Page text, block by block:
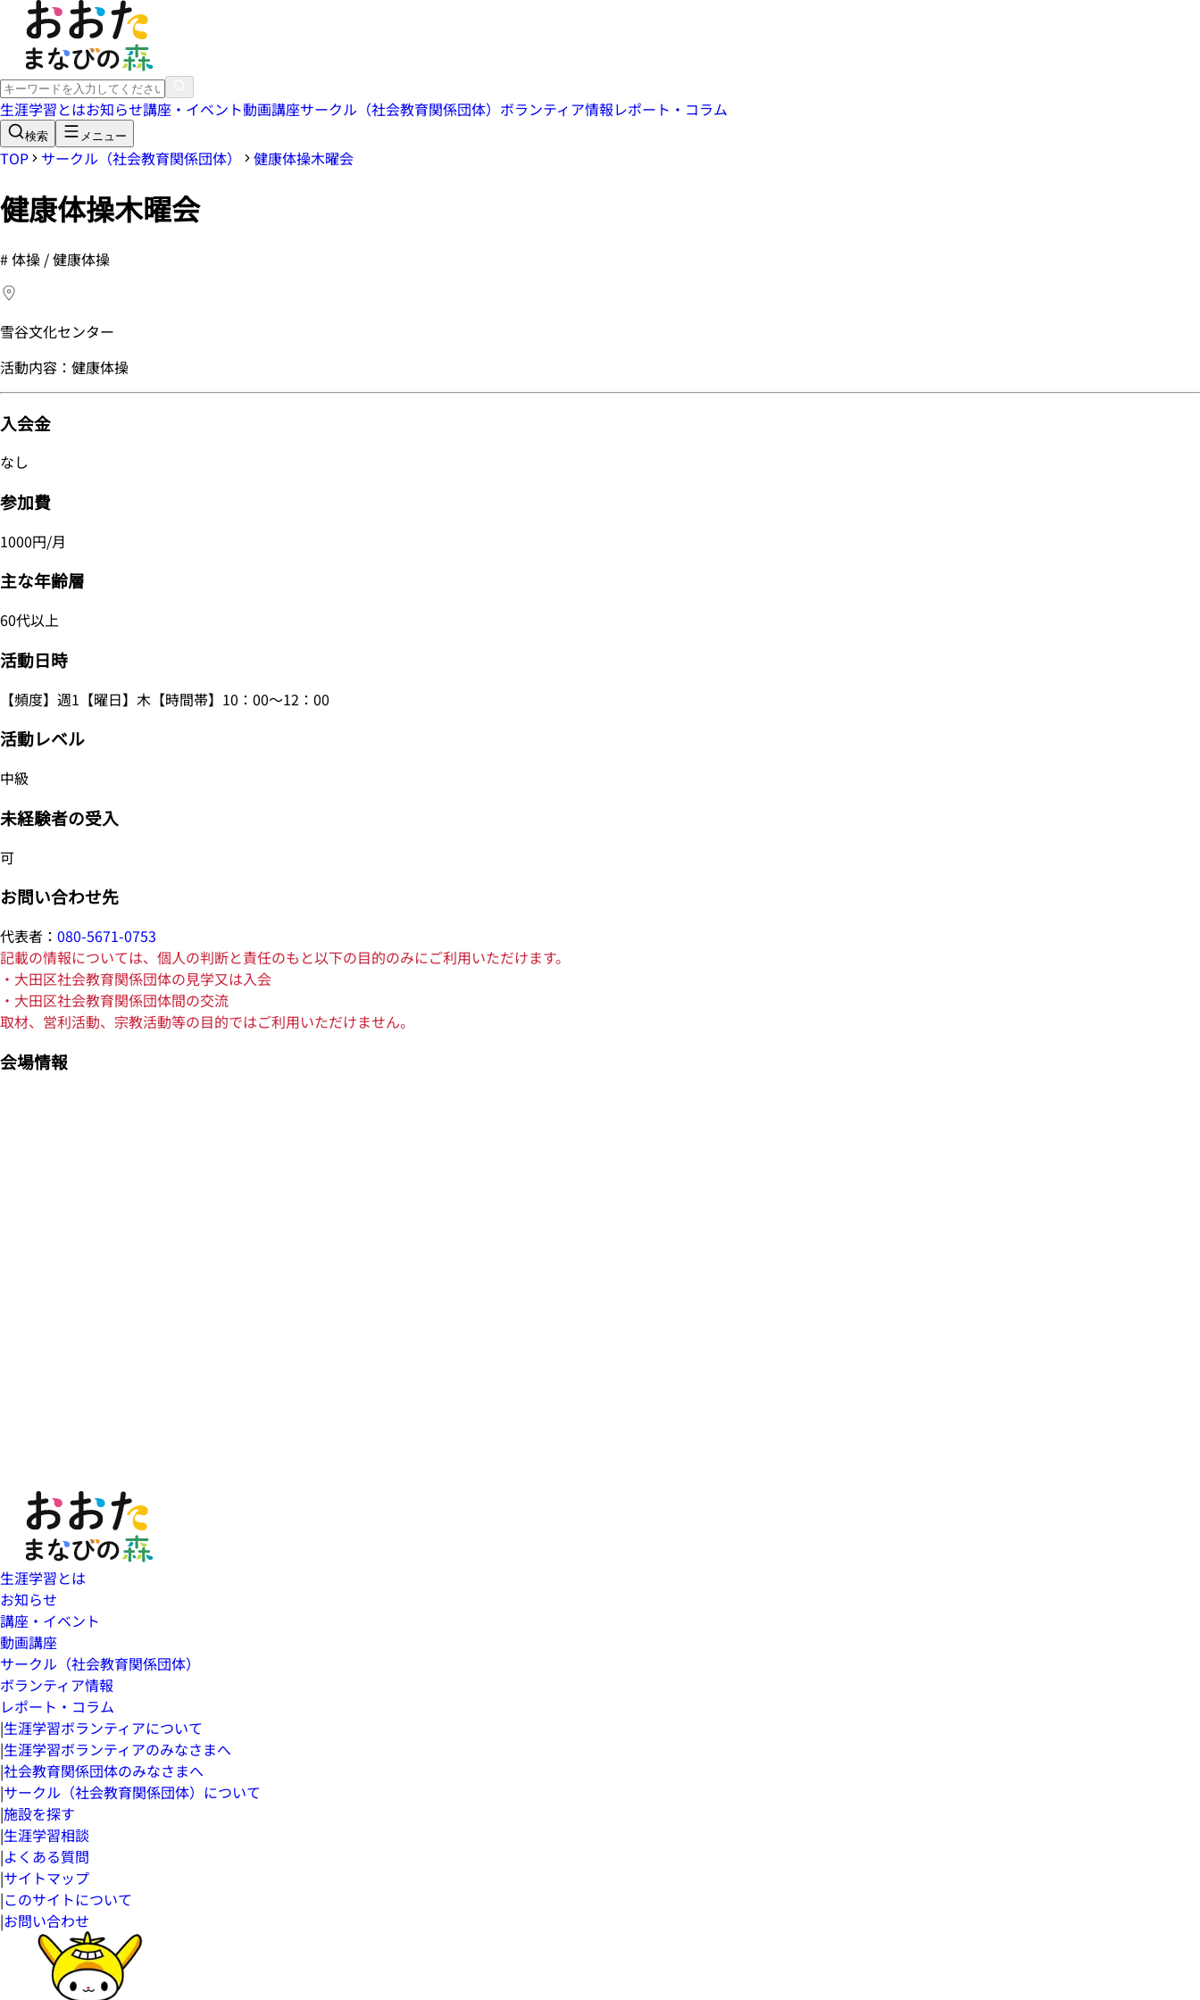
生涯学習とはお知らせ講座・イベント動画講座サークル（社会教育関係団体） ボランティア情報レポート・コラム
検索 メニュー
TOP サークル（社会教育関係団体） 健康体操木曜会
健康体操木曜会
#体操 / 健康体操
雪谷文化センター
活動内容：健康体操
入会金
なし
参加費
1000円/月
主な年齢層
60代以上
活動日時
【頻度】週1【曜日】木【時間帯】10：00～12：00
活動レベル
中級
未経験者の受入
可
お問い合わせ先
代表者： 080-5671-0753
記載の情報については、個人の判断と責任のもと以下の目的のみにご利用いただけます。
・大田区社会教育関係団体の見学又は入会
・大田区社会教育関係団体間の交流
取材、営利活動、宗教活動等の目的ではご利用いただけません。
会場情報
生涯学習とは
お知らせ
講座・イベント
動画講座
サークル（社会教育関係団体）
ボランティア情報
レポート・コラム
|生涯学習ボランティアについて
|生涯学習ボランティアのみなさまへ
|社会教育関係団体のみなさまへ
|サークル（社会教育関係団体）について
|施設を探す
|生涯学習相談
|よくある質問
|サイトマップ
|このサイトについて
|お問い合わせ